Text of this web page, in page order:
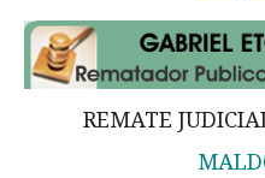
REMATE